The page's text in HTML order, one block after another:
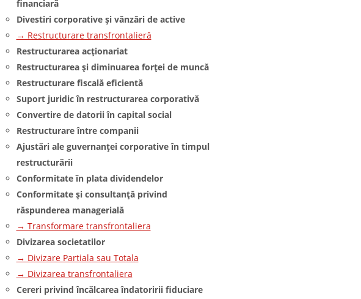
financiară
Divestiri corporative și vânzări de active
→ Restructurare transfrontalieră
Restructurarea acționariat
Restructurarea și diminuarea forței de muncă
Restructurare fiscală eficientă
Suport juridic în restructurarea corporativă
Convertire de datorii în capital social
Restructurare între companii
Ajustări ale guvernanței corporative în timpul
restructurării
Conformitate în plata dividendelor
Conformitate și consultanță privind
răspunderea managerială
→ Transformare transfrontaliera
Divizarea societatilor
→ Divizare Partiala sau Totala
→ Divizarea transfrontaliera
Cereri privind încălcarea îndatoririi fiduciare